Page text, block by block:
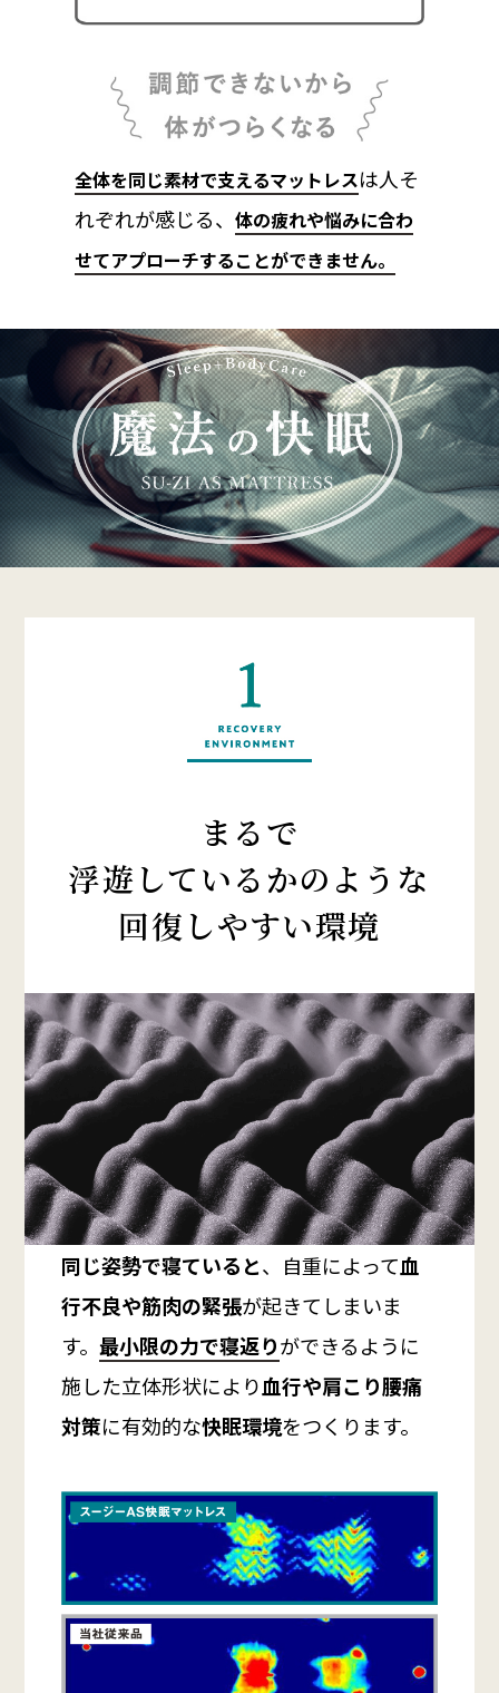
全体を同じ素材で支えるマットレスは人そ
れぞれが感じる、体の疲れや悩みに合わ
せてアプローチすることができません。
まるで
浮遊しているかのような
回復しやすい環境
同じ姿勢で寝ていると、自重によって血
行不良や筋肉の緊張が起きてしまいま
す。 最小限の力で寝返りができるように
施した立体形状により血行や肩こり腰痛
対策に有効的な快眠環境をつくります。